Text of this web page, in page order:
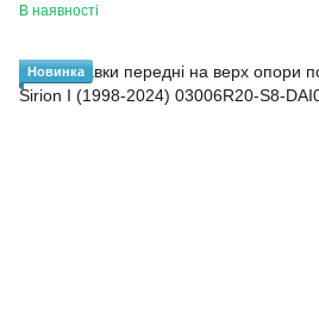
В наявності
Новинка